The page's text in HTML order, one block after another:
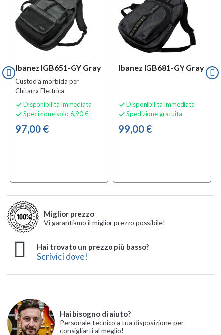
Ibanez IGB651-GY Gray
Custodia morbida per
Chitarra Elettrica
 Disponibilità immediata
 Spedizione solo 6,90 €
97,00 €
Ibanez IGB681-GY Gray
 Disponibilità immediata
 Spedizione gratuita
99,00 €
Miglior prezzo
Vi garantiamo il miglior prezzo possibile!
Hai trovato un prezzo più basso?
Scrivici dove!
Hai bisogno di aiuto?
Personale tecnico a tua disposizione per
consigliarti al meglio!